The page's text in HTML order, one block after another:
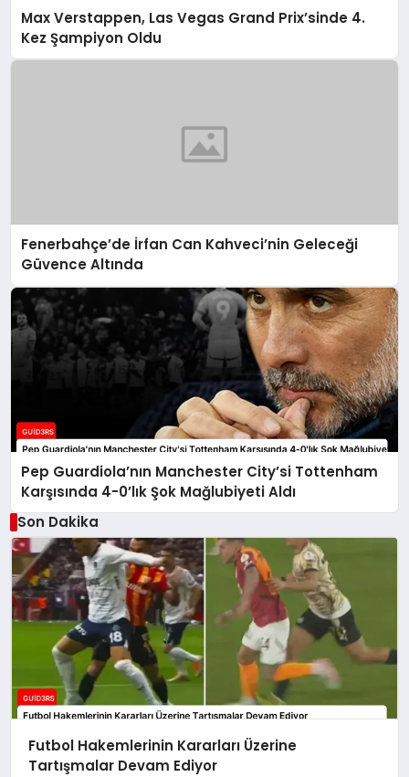
Max Verstappen, Las Vegas Grand Prix’sinde 4.
Kez Şampiyon Oldu
Fenerbahçe’de İrfan Can Kahveci’nin Geleceği
Güvence Altında
Pep Guardiola’nın Manchester City’si Tottenham
Karşısında 4-0’lık Şok Mağlubiyeti Aldı
Son Dakika
Futbol Hakemlerinin Kararları Üzerine
Tartışmalar Devam Ediyor